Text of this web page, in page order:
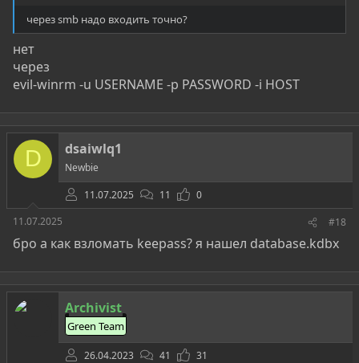
через smb надо входить точно?
нет
через
evil-winrm -u USERNAME -p PASSWORD -i HOST
D dsaiwlq1
Newbie
11.07.2025
11
0
11.07.2025
#18
бро а как взломать keepass? я нашел database.kdbx
Archivist
Green Team
26.04.2023 41
31